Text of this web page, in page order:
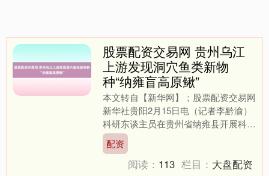
股票配资交易网 贵州乌江
上游发现洞穴鱼类新物
种“纳雍盲高原鳅”
本文转自【新华网】；股票配资交易网
新华社贵阳2月15日电（记者李黔渝）
科研东谈主员在贵州省纳雍县开展科学
查验经过中，发现洞穴鱼类新物种“纳
雍盲高原鳅”。有关酌....
配资
阅读： 113 栏目： 大盘配资